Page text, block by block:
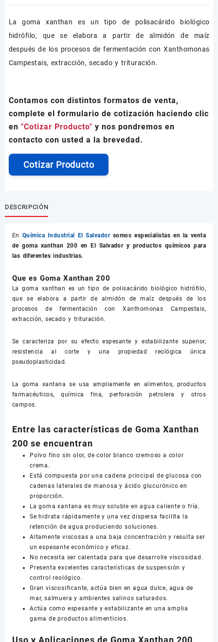
La goma xanthan es un tipo de polisacárido biológico
hidrófilo, que se elabora a partir de almidón de maíz
después de los procesos de fermentación con Xanthomonas
Campestais, extracción, secado y trituración.
Contamos con distintos formatos de venta,
complete el formulario de cotización haciendo clic
en "Cotizar Producto" y nos pondremos en
contacto con usted a la brevedad.
Cotizar Producto
DESCRIPCIÓN
En Química Industrial El Salvador somos especialistas en la venta
degoma xanthan 200 en El Salvador y productos químicos para
las diferentes industrias.
Que es Goma Xanthan 200
La goma xanthan es un tipo de polisacárido biológico hidrófilo,
que se elabora a partir de almidón de maíz después de los
procesos de fermentación con Xanthomonas Campestais,
extracción, secado y trituración.
Se caracteriza por su efecto espesante y estabilizante superior,
resistencia al corte y una propiedad reológica única
pseudoplasticidad.
La goma xantana se usa ampliamente en alimentos, productos
farmacéuticos, química fina, perforación petrolera y otros
campos.
Entre las características de Goma Xanthan
200 se encuentran
Polvo fino sin olor, de color blanco cremoso a color
crema.
Está compuesta por una cadena principal de glucosa con
cadenas laterales de manosa y ácido glucurónico en
proporción.
La goma xantana es muy soluble en agua caliente o fría.
Se hidrata rápidamente y una vez dispersa facilita la
retención de agua produciendo soluciones.
Altamente viscosas a una baja concentración y resulta ser
un espesante económico y eficaz.
No necesita ser calentada para que desarrolle viscosidad.
Presenta excelentes características de suspensión y
control reológico.
Gran viscosificante, actúa bien en agua dulce, agua de
mar, salmuera y ambientes salinos saturados.
Actúa como espesante y estabilizante en una amplia
gama de productos alimenticios.
Uso y Aplicaciones de Goma Xanthan 200